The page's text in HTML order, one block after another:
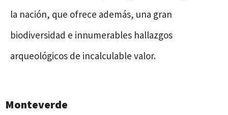
la nación, que ofrece además, una gran
biodiversidad e innumerables hallazgos
arqueológicos de incalculable valor.
Monteverde